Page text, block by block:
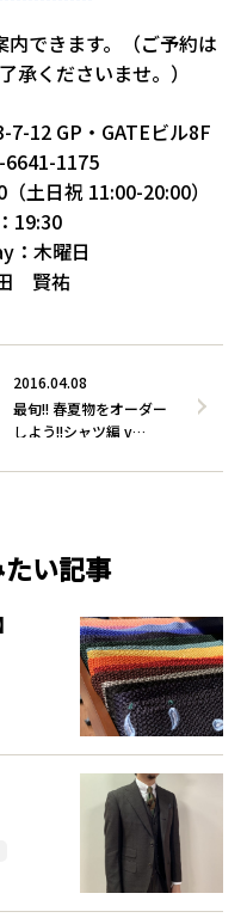
できます。（ご予約は
承くださいませ。）
12 GP・GATEビル8F
1175
土日祝 11:00-20:00）
19:30
：木曜日
賢祐
2016.04.08
最旬!! 春夏物をオーダー
しよう!!シャツ編 v…
い記事